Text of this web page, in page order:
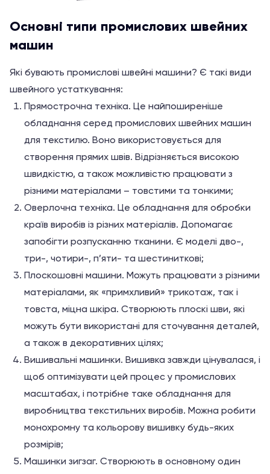
Основні типи промислових швейних
машин
Які бувають промислові швейні машини? Є такі види
швейного устаткування:
Прямострочна техніка. Це найпоширеніше
обладнання серед промислових швейних машин
для текстилю. Воно використовується для
створення прямих швів. Відрізняється високою
швидкістю, а також можливістю працювати з
різними матеріалами – товстими та тонкими;
Оверлочна техніка. Це обладнання для обробки
країв виробів із різних матеріалів. Допомагає
запобігти розпусканню тканини. Є моделі дво-,
три-, чотири-, п’яти- та шестиниткові;
Плоскошовні машини. Можуть працювати з різними
матеріалами, як «примхливий» трикотаж, так і
товста, міцна шкіра. Створюють плоскі шви, які
можуть бути використані для сточування деталей,
а також в декоративних цілях;
Вишивальні машинки. Вишивка завжди цінувалася, і
щоб оптимізувати цей процес у промислових
масштабах, і потрібне таке обладнання для
виробництва текстильних виробів. Можна робити
монохромну та кольорову вишивку будь-яких
розмірів;
Машинки зигзаг. Створюють в основному один